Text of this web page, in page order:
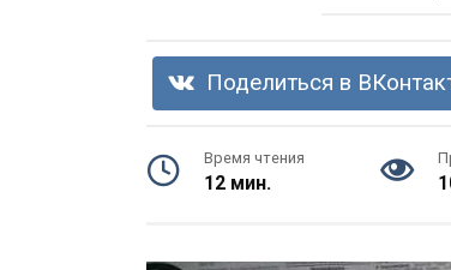
Поделиться в
Время чтения
12 мин.